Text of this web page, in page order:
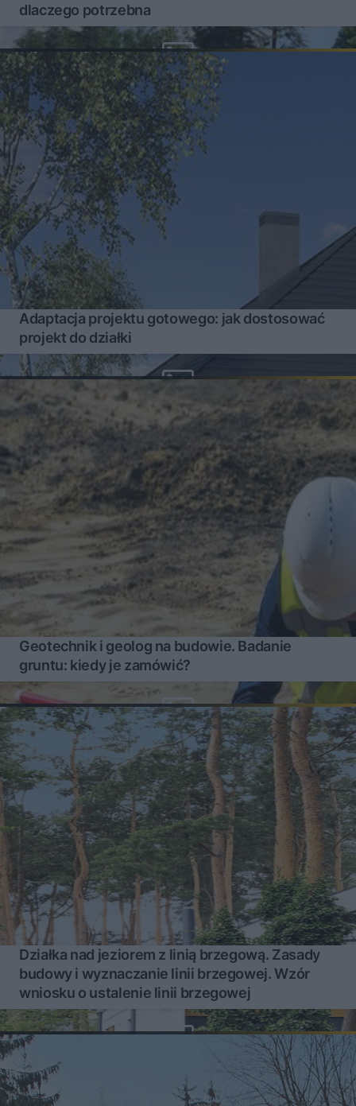
dlaczego potrzebna
Adaptacja projektu gotowego: jak dostosować
projekt do działki
Geotechnik i geolog na budowie. Badanie
gruntu: kiedy je zamówić?
Działka nad jeziorem z linią brzegową. Zasady
budowy i wyznaczanie linii brzegowej. Wzór
wniosku o ustalenie linii brzegowej